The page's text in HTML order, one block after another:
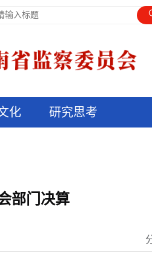
化 研究思考
部门决算